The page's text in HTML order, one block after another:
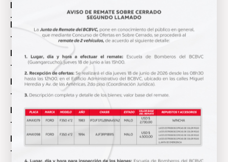
Literal f1
.- Formularios o formatos de solicitudes
Literal f2
.- Solicitud de acceso a la Información Pública
Literal g
.- Presupuesto de la Institución
Literal h
.- Resultados de auditorías internas y gubernamentales
Literal i
.- Procesos de contrataciones
Literal j
.- Empresas y personas que han incumplido contratos